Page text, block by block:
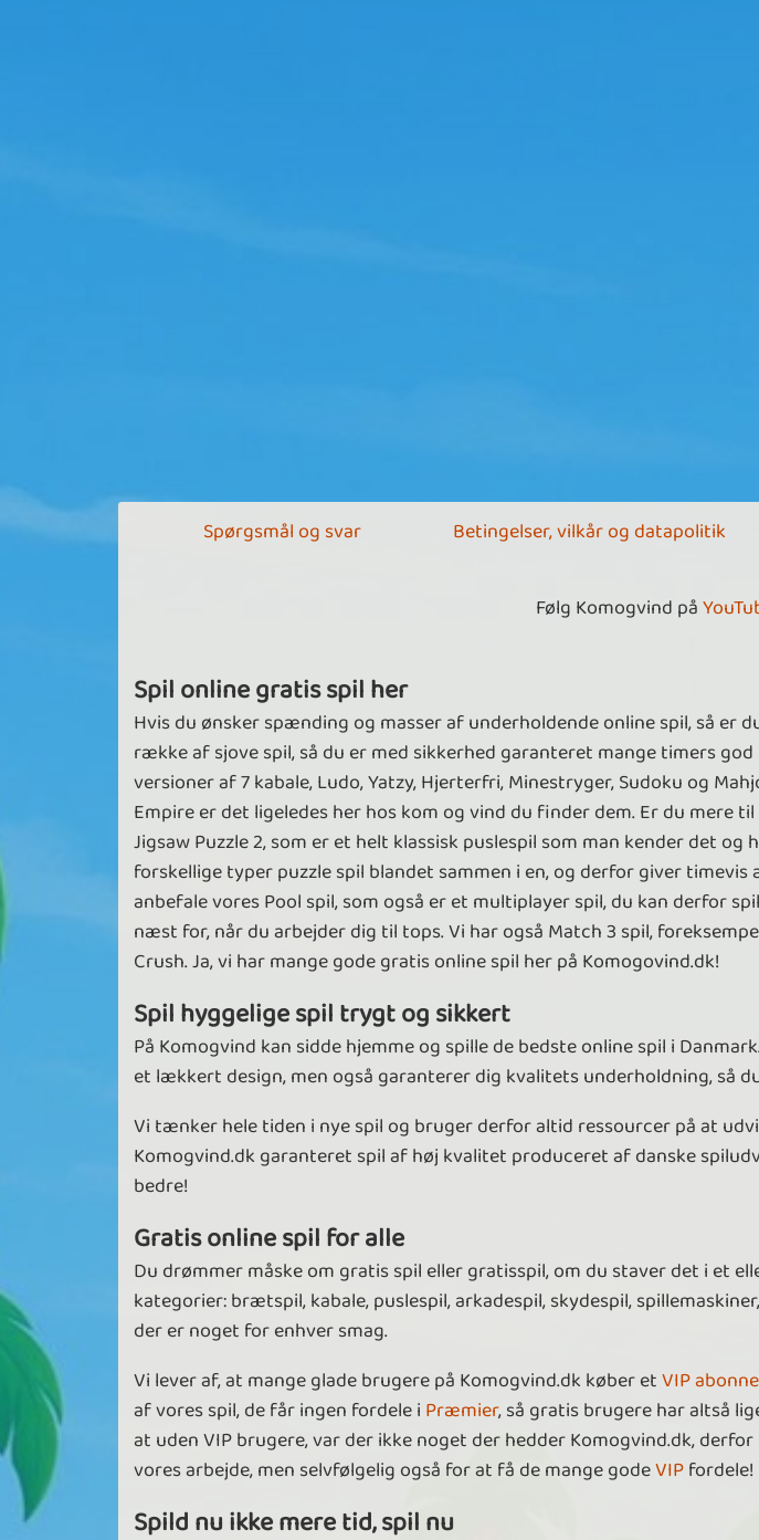
Spørgsmål og svar Betingelser, vilkår og datapolitik
Følg Komogvind på
Spil online gratis spil her
Hvis du ønsker spænding og masser af underholdende online spil, så er
række af sjove spil, så du er med sikkerhed garanteret mange timers
versioner af 7 kabale, Ludo, Yatzy, Hjerterfri, Minestryger, Sudoku og
Empire er det ligeledes her hos kom og vind du finder dem. Er du mere
Jigsaw Puzzle 2, som er et helt klassisk puslespil som man kender det
forskellige typer puzzle spil blandet sammen i en, og derfor giver
anbefale vores Pool spil, som også er et multiplayer spil, du kan derfor
næst for, når du arbejder dig til tops. Vi har også Match 3 spil,
Crush. Ja, vi har mange gode gratis online spil her på Komogovind.dk!
Spil hyggelige spil trygt og sikkert
På Komogvind kan sidde hjemme og spille de bedste online spil i
et lækkert design, men også garanterer dig kvalitets underholdning, så
Vi tænker hele tiden i nye spil og bruger derfor altid ressourcer på at
Komogvind.dk garanteret spil af høj kvalitet produceret af danske
bedre!
Gratis online spil for alle
Du drømmer måske om gratis spil eller gratisspil, om du staver det i et
kategorier: brætspil, kabale, puslespil, arkadespil, skydespil,
der er noget for enhver smag.
Vi lever af, at mange glade brugere på Komogvind.dk køber etVIP
af vores spil, de får ingen fordele i Præmier, så gratis brugere har altså
at uden VIP brugere, var der ikke noget der hedder Komogvind.dk,
vores arbejde, men selvfølgelig også for at få de mange godeVIPfordele!
Spild nu ikke mere tid, spil nu